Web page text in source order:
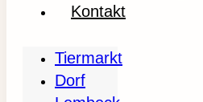
Kontakt
Tiermarkt
Dorf